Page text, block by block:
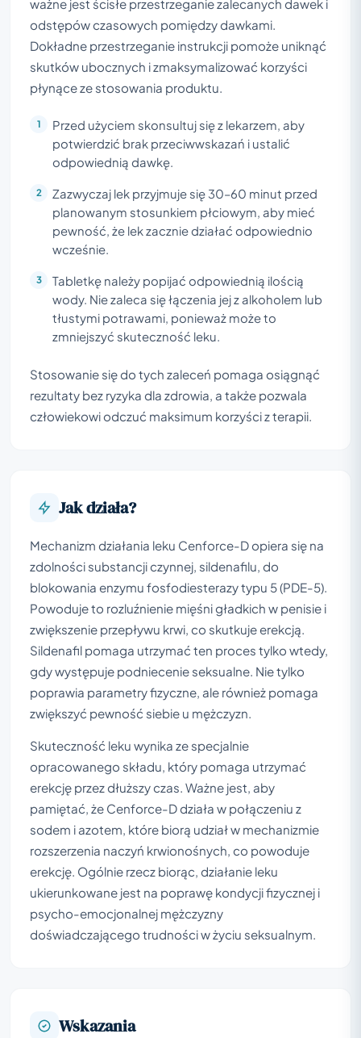
ważne jest ścisłe przestrzeganie zalecanych dawek i
odstępów czasowych pomiędzy dawkami.
Dokładne przestrzeganie instrukcji pomoże uniknąć
skutków ubocznych i zmaksymalizować korzyści
płynące ze stosowania produktu.
Przed użyciem skonsultuj się z lekarzem, aby
potwierdzić brak przeciwwskazań i ustalić
odpowiednią dawkę.
Zazwyczaj lek przyjmuje się 30–60 minut przed
planowanym stosunkiem płciowym, aby mieć
pewność, że lek zacznie działać odpowiednio
wcześnie.
Tabletkę należy popijać odpowiednią ilością
wody. Nie zaleca się łączenia jej z alkoholem lub
tłustymi potrawami, ponieważ może to
zmniejszyć skuteczność leku.
Stosowanie się do tych zaleceń pomaga osiągnąć
rezultaty bez ryzyka dla zdrowia, a także pozwala
człowiekowi odczuć maksimum korzyści z terapii.
Jak działa?
Mechanizm działania leku Cenforce-D opiera się na
zdolności substancji czynnej, sildenafilu, do
blokowania enzymu fosfodiesterazy typu 5 (PDE-5).
Powoduje to rozluźnienie mięśni gładkich w penisie i
zwiększenie przepływu krwi, co skutkuje erekcją.
Sildenafil pomaga utrzymać ten proces tylko wtedy,
gdy występuje podniecenie seksualne. Nie tylko
poprawia parametry fizyczne, ale również pomaga
zwiększyć pewność siebie u mężczyzn.
Skuteczność leku wynika ze specjalnie
opracowanego składu, który pomaga utrzymać
erekcję przez dłuższy czas. Ważne jest, aby
pamiętać, że Cenforce-D działa w połączeniu z
sodem i azotem, które biorą udział w mechanizmie
rozszerzenia naczyń krwionośnych, co powoduje
erekcję. Ogólnie rzecz biorąc, działanie leku
ukierunkowane jest na poprawę kondycji fizycznej i
psycho-emocjonalnej mężczyzny
doświadczającego trudności w życiu seksualnym.
Wskazania